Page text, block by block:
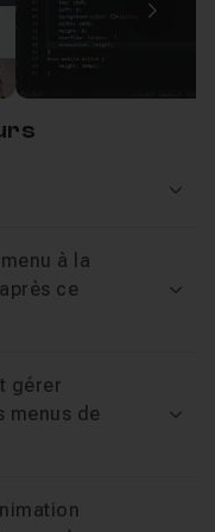
de navigation
de base
clavier 04m51
01m23
à la
ce
gérer
menus de